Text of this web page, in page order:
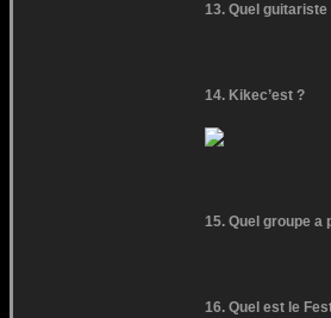
13. Quel
14. Kikec’est ?
15. Quel groupe a
16. Quel est le